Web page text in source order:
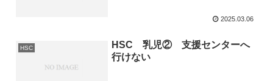
2025.03.06
HSC
HSC 乳児② 支援センターへ
行けない